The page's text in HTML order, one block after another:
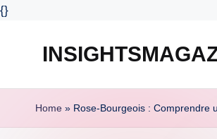
{}
Home » Rose-Bourgeois : Comprendre